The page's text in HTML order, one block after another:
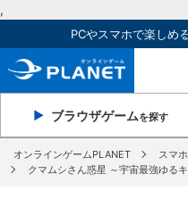
,
PCやスマホで楽しめ
ブラウザゲームを探す
オンラインゲームPLANET
スマ
クマムシさん惑星 ～宇宙最強ゆる